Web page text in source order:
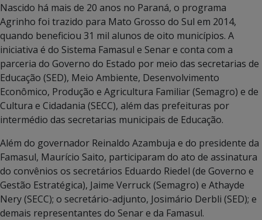
Nascido há mais de 20 anos no Paraná, o programa
Agrinho foi trazido para Mato Grosso do Sul em 2014,
quando beneficiou 31 mil alunos de oito municípios. A
iniciativa é do Sistema Famasul e Senar e conta com a
parceria do Governo do Estado por meio das secretarias de
Educação (SED), Meio Ambiente, Desenvolvimento
Econômico, Produção e Agricultura Familiar (Semagro) e de
Cultura e Cidadania (SECC), além das prefeituras por
intermédio das secretarias municipais de Educação.
Além do governador Reinaldo Azambuja e do presidente da
Famasul, Maurício Saito, participaram do ato de assinatura
do convênios os secretários Eduardo Riedel (de Governo e
Gestão Estratégica), Jaime Verruck (Semagro) e Athayde
Nery (SECC); o secretário-adjunto, Josimário Derbli (SED); e
demais representantes do Senar e da Famasul.